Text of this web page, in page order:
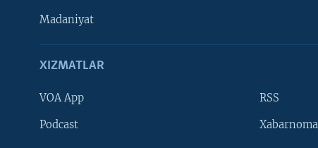
Madaniyat
XIZMATLAR
VOA App
Podcast
RSS
Xabarnoma